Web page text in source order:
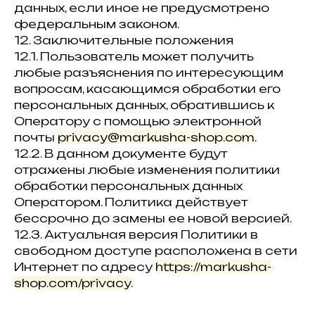
данных, если иное не предусмотрено
федеральным законом.
12. Заключительные положения
12.1. Пользователь может получить
любые разъяснения по интересующим
вопросам, касающимся обработки его
персональных данных, обратившись к
Оператору с помощью электронной
почты privacy@markusha-shop.com.
12.2. В данном документе будут
отражены любые изменения политики
обработки персональных данных
Оператором. Политика действует
бессрочно до замены ее новой версией.
12.3. Актуальная версия Политики в
свободном доступе расположена в сети
Интернет по адресу https://markusha-
shop.com/privacy.